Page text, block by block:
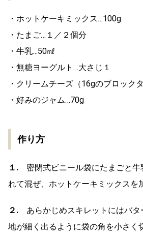
・ホットケーキミックス…100g
・たまご…１／２個分
・牛乳…50㎖
・無糖ヨーグルト…大さじ１
・クリームチーズ（16gのブロック
・好みのジャム…70g
作り方
１. 密閉式ビニール袋にたまごと牛
れて混ぜ、ホットケーキミックスを
２. あらかじめスキレットにはバタ
地が細く出るように袋の角を小さく